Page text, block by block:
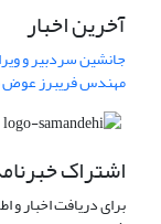
آخرین اخبار
جانشین سردبیر و
مهندس فریبرز عوض
اشتراک
برای دریافت اخبار